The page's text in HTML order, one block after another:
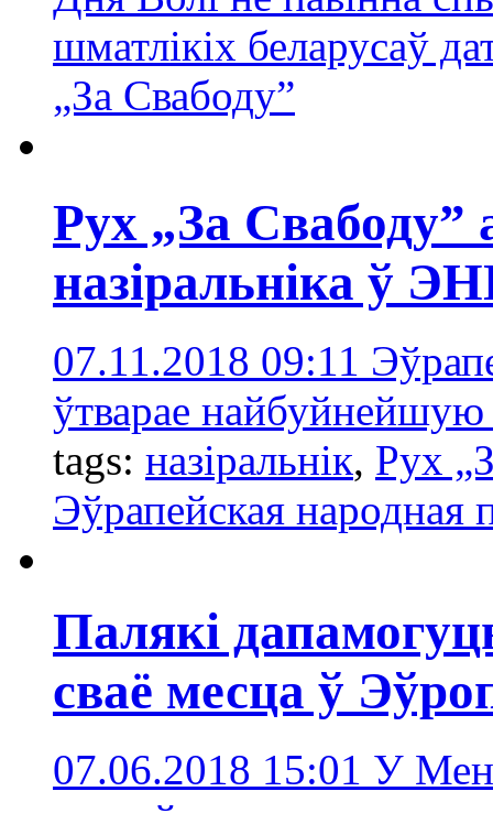
шматлікіх беларусаў
„За Свабоду”
Рух „За Свабоду”
назіральніка ў
07.11.2018 09:11
ўтварае
tags: назіральнік, Рух
Эўрапейская народная
Палякі
сваё месца ў
07.06.2018 15:01 У